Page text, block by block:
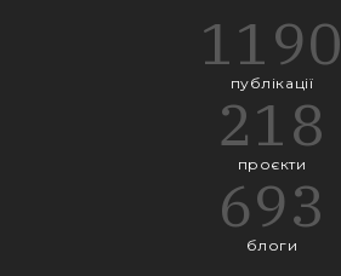
1190
публікації
218
проєкти
693
блоги